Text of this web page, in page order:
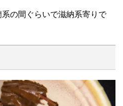
の間ぐらいで滋納系寄りで